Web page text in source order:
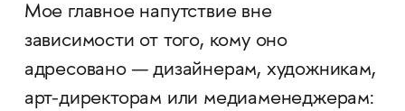
Мое главное напутствие вне
зависимости от того, кому оно
адресовано — дизайнерам, художникам,
арт-директорам или медиаменеджерам: